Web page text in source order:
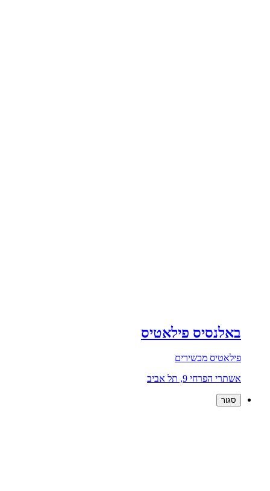
באלנסיס פילאטיס
פילאטיס מכשירים
אשתרי הפרחי 9, תל אביב
סגור